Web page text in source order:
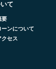
て
要
ーンについて
クセス